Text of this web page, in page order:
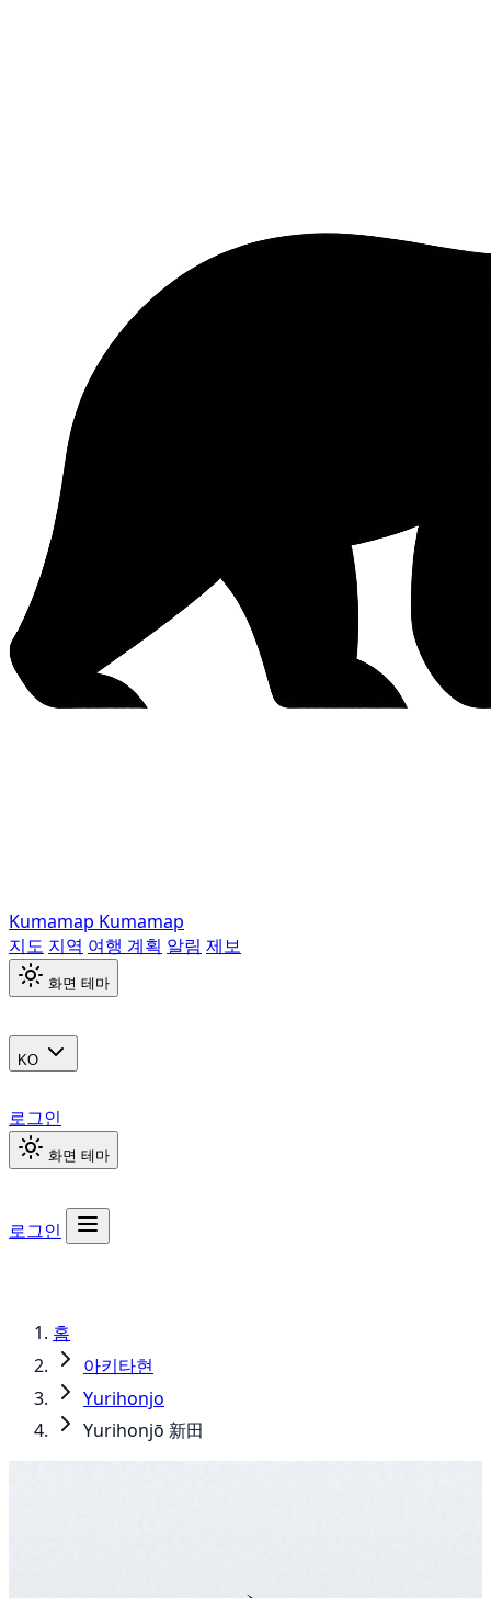
Kumamap Kumamap
지도 지역 여행 계획 알림 제보
화면 테마
KO
로그인
화면 테마
로그인
홈
아키타현
Yurihonjo
Yurihonjō 新田